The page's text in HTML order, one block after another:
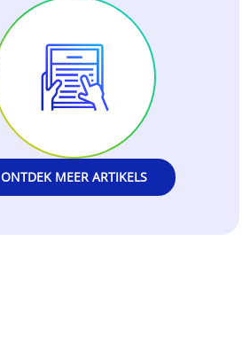
ONTDEK MEER ARTIKELS